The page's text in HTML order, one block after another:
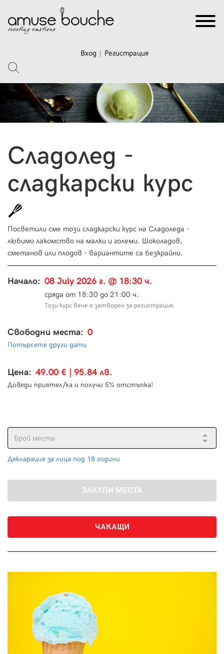
Вход Регистрация
Сладолед -
сладкарски курс
Посветили сме този сладкарски курс на Сладоледа -
любимо лакомство на малки и големи. Шоколадов,
сметанов или плодов - вариантите са безкрайни.
Начало: 08 July 2026 г. @ 18:30 ч.
сряда от 18:30 до 21:00 ч.
Този курс вече е затворен за регистрация.
Свободни места: 0
Потърсете други дати
Цена: 49.00 € | 95.84 лв.
Доведи приятел/ка и получи 5% отстъпка!
Декларация за лица под 18 години
ЧАКАЩИ